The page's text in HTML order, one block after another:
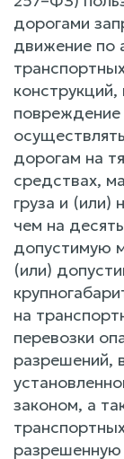
дорогами
движение по
дорогам на
средствах,
груза и (или)
чем на
допустимую
(или)
на
перевозки
разрешений,
законом, а